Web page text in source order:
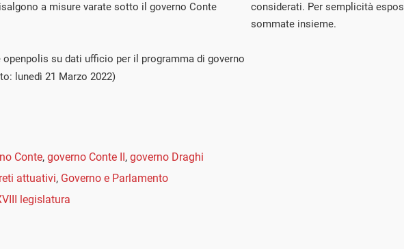
a misure varate sotto il governo Conte
considerati. Per semplicità
sommate insieme.
openpolis su dati ufficio per il programma di governo
lunedì 21 Marzo 2022)
Conte, governo Conte II, governo Draghi
attuativi, Governo e Parlamento
legislatura